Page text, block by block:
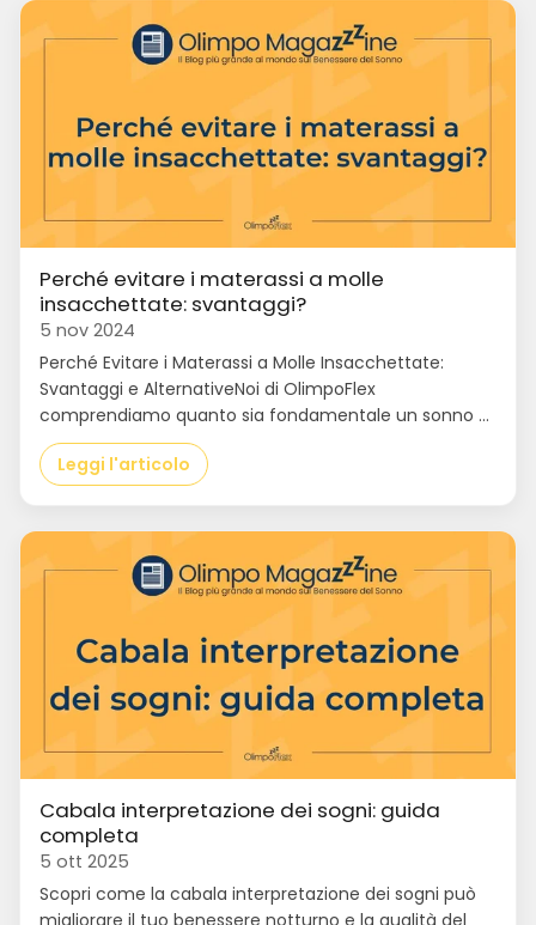
Perché evitare i materassi a molle
insacchettate: svantaggi?
5 nov 2024
Perché Evitare i Materassi a Molle Insacchettate:
Svantaggi e AlternativeNoi di OlimpoFlex
comprendiamo quanto sia fondamentale un sonno ...
Leggi l'articolo
Cabala interpretazione dei sogni: guida
completa
5 ott 2025
Scopri come la cabala interpretazione dei sogni può
migliorare il tuo benessere notturno e la qualità del